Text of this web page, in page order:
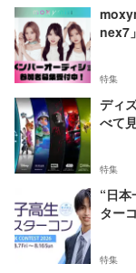
nex7」
特集
ディ
べて
特集
“日
ター
特集